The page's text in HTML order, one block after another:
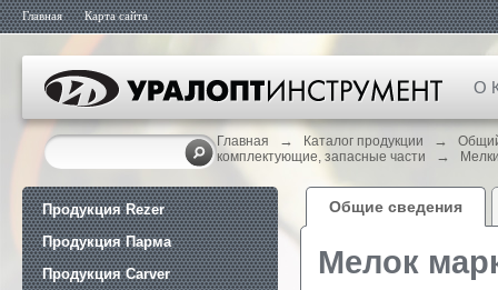
Главная Карта сайта
О
Главная → Каталог продукции →
комплектующие, запасные части
→
Продукция Rezer
Продукция Парма
Продукция Carver
Общие сведения
Мелок